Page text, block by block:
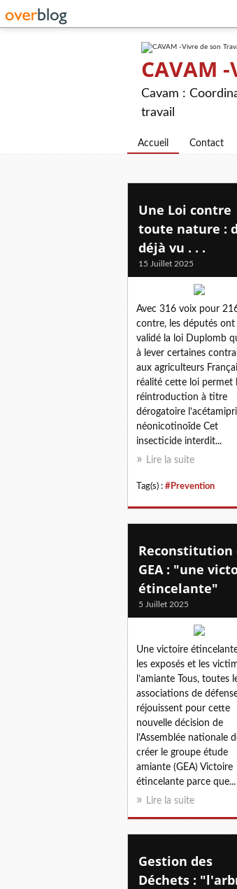
CAVAM
Cavam :
travail
Accueil Contact
Une Loi contre
toute nature :
déjà vu . . .
15 Juillet 2025
Avec 316 voix pour
contre, les députés ont
validé la loi Duplomb
à lever certaines
aux agriculteurs
réalité cette loi permet
réintroduction à titre
dérogatoire
néonicotinoïde Cet
insecticide interdit...
Lire la suite
Tag(s) : #Prevention
Reconstitution
GEA : "une
étincelante"
5 Juillet 2025
Une victoire
les exposés et les
l’amiante Tous, toutes
associations de
réjouissent pour cette
nouvelle décision de
l’Assemblée nationale
créer le groupe étude
amiante (GEA) Victoire
étincelante parce que...
Lire la suite
Gestion des
Déchets :